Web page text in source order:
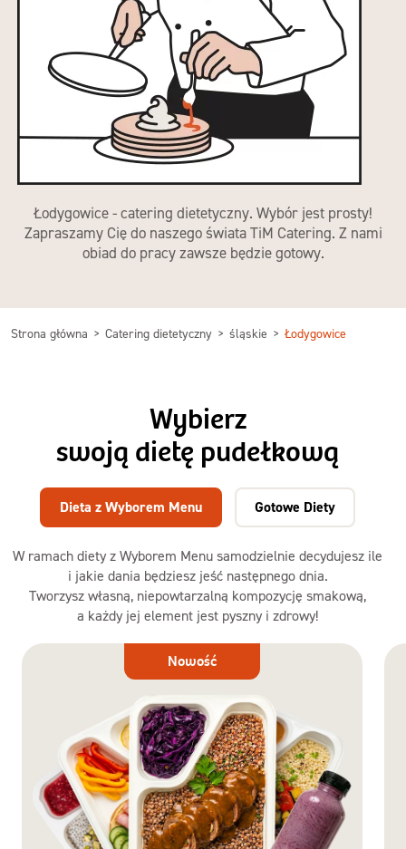
Łodygowice - catering dietetyczny. Wybór jest prosty!
Zapraszamy Cię do naszego świata TiM Catering. Z nami
obiad do pracy zawsze będzie gotowy.
Strona główna Catering dietetyczny śląskie Łodygowice
Wybierz
swoją dietę pudełkową
W ramach diety z Wyborem Menu samodzielnie decydujesz ile
i jakie dania będziesz jeść następnego dnia.
Tworzysz własną, niepowtarzalną kompozycję smakową,
a każdy jej element jest pyszny i zdrowy!
Dieta z Wyborem Menu Gotowe Diety
Dieta
Nowość